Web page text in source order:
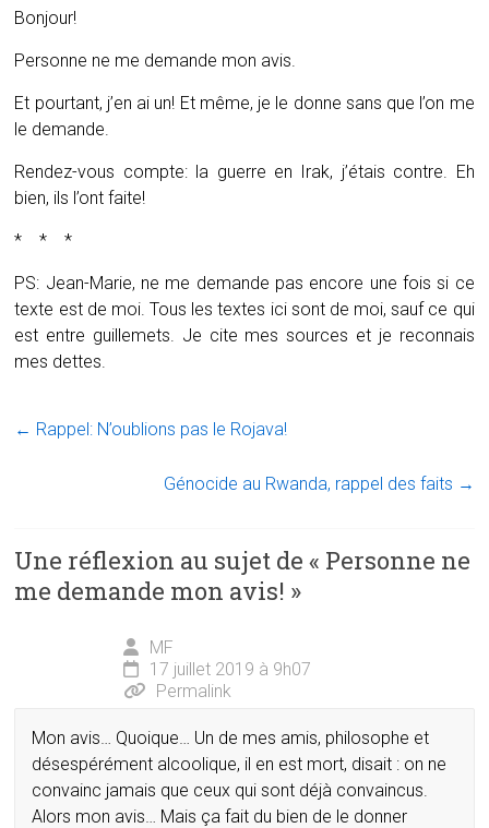
Bonjour!
Personne ne me demande mon avis.
Et pourtant, j’en ai un! Et même, je le donne sans que l’on me
le demande.
Rendez-vous compte: la guerre en Irak, j’étais contre. Eh
bien, ils l’ont faite!
* * *
PS: Jean-Marie, ne me demande pas encore une fois si ce
texte est de moi. Tous les textes ici sont de moi, sauf ce qui
est entre guillemets. Je cite mes sources et je reconnais
mes dettes.
← Rappel: N’oublions pas le Rojava!
Génocide au Rwanda, rappel des faits →
Une réflexion au sujet de « Personne ne
me demande mon avis! »
MF
17 juillet 2019 à 9h07
Permalink
Mon avis… Quoique… Un de mes amis, philosophe et
désespérément alcoolique, il en est mort, disait : on ne
convainc jamais que ceux qui sont déjà convaincus.
Alors mon avis… Mais ça fait du bien de le donner